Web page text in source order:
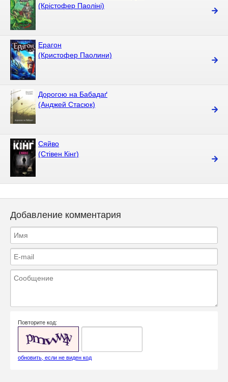
(Крістофер Паоліні)
Ерагон
(Кристофер Паолини)
Дорогою на Бабадаґ
(Анджей Стасюк)
Сяйво
(Стівен Кінг)
Добавление комментария
Повторите код:
обновить, если не виден код